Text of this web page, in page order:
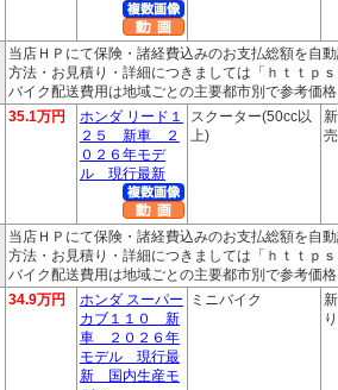
当店ＨＰにて保険・諸経費込みのお支払総額を自
方法・お見積り・詳細につきましては「ｈｔｔｐ
バイク配送費用は地域ごとの主要都市別で参考価
35.1万円
ホンダ リード１
２５ 新車 ２
０２６年モデ
ル 現行最新
スクーター(50cc以
上)
当店ＨＰにて保険・諸経費込みのお支払総額を自
方法・お見積り・詳細につきましては「ｈｔｔｐ
バイク配送費用は地域ごとの主要都市別で参考価
34.9万円
ホンダ スーパー
カブ１１０ 新
車 ２０２６年
モデル 現行最
新 国内生産モ
ミニバイク